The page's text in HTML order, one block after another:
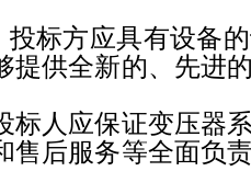
标方应具有设备
供全新的、先进
人应保证变压器
后服务等全面负